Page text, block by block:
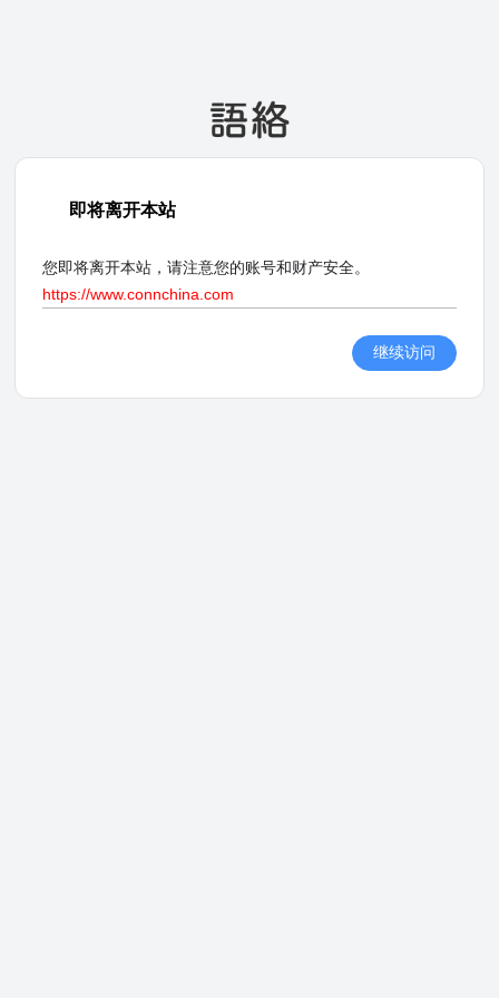
即将离开本站
您即将离开本站，请注意您的账号和财产安全。
https://www.connchina.com
继续访问